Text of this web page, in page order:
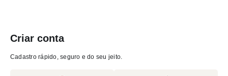
Criar conta
Cadastro rápido, seguro e do seu jeito.